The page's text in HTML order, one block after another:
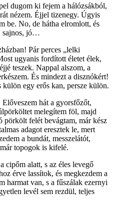
dugom ki fejem a hálózsákból,
nézem. Éjjel tizenegy. Úgyis
be. No, de hátha elromlott, és
sajnos, jó…
Pár perces „lelki
ugyanis fordított életet élek,
teszek. Nappal alszom, a
És mindezt a disznókért!
egy erős kan, persze külön.
hát a gyorsfőzőt,
melegítem föl, majd
pörkölt felét bevágtam, már kész
adagot eresztek le, mert
a bundát, messzelátót,
topogok is kifelé.
cipőm alatt, s az éles levegő
érve lassítok, és megkezdem a
harmat van, s a fűszálak ezernyi
levél sem rezdül, teljes